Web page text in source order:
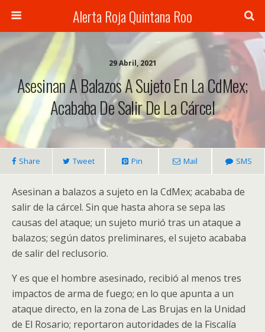
Alerta Roja Quintana Roo
29 Abril, 2021
Asesinan A Balazos A Sujeto En La CdMex;
Acababa De Salir De La Cárcel
Share Tweet Pin Mail SMS
Asesinan a balazos a sujeto en la CdMex; acababa de
salir de la cárcel. Sin que hasta ahora se sepa las
causas del ataque; un sujeto murió tras un ataque a
balazos; según datos preliminares, el sujeto acababa
de salir del reclusorio.
Y es que el hombre asesinado, recibió al menos tres
impactos de arma de fuego; en lo que apunta a un
ataque directo, en la zona de Las Brujas en la Unidad
de El Rosario; reportaron autoridades de la Fiscalía